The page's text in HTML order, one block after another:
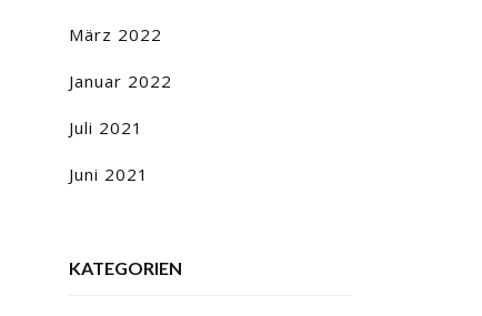
März 2022
Januar 2022
Juli 2021
Juni 2021
KATEGORIEN